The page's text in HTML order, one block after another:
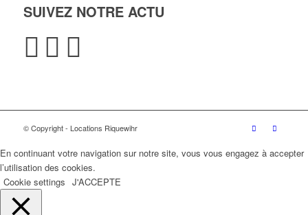
SUIVEZ NOTRE ACTU
© Copyright - Locations Riquewihr
En continuant votre navigation sur notre site, vous vous engagez à accepter
l’utilisation des cookies.
Cookie settings J'ACCEPTE